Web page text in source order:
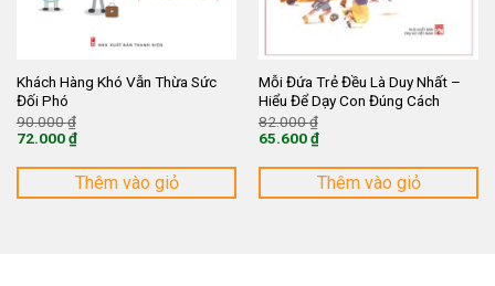
Khách Hàng Khó Vẫn Thừa Sức
Đối Phó
90.000₫
90.000 ₫.
72.000₫
hiện
là:
Thêm vào giỏ
Mỗi Đứa Trẻ Đều Là Duy Nhất –
Hiểu Để Dạy Con Đúng Cách
82.000₫
82.000 ₫.
65.600₫
hiện
là:
Thêm vào giỏ